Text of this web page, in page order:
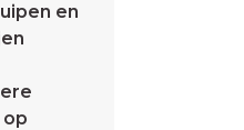
en
op